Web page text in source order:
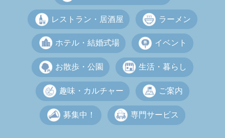
レストラン・居酒屋 ラーメン
ホテル・結婚式場 イベント
お散歩・公園 生活・暮らし
趣味・カルチャー ご案内
募集中！ 専門サービス